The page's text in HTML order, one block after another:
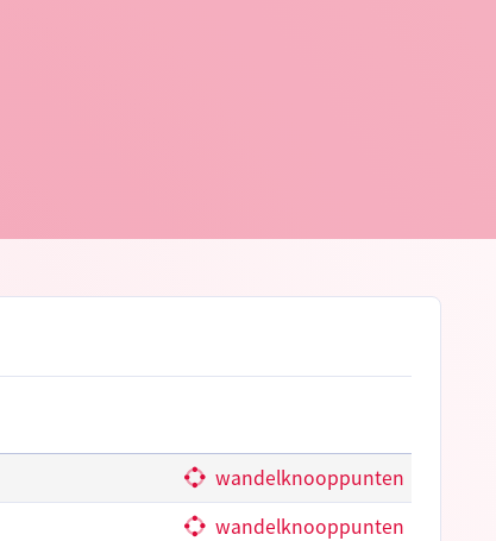
wandelknooppunten
wandelknooppunten